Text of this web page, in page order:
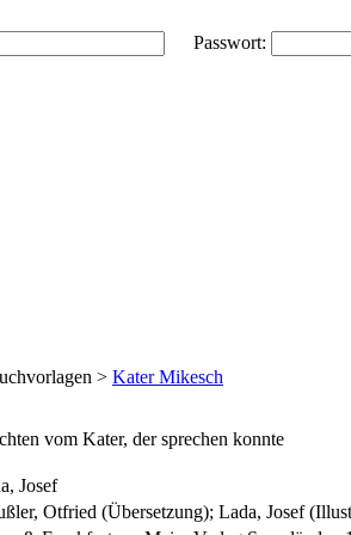
Passwort:
> Kater Mikesch
vom Kater, der sprechen konnte
Josef
Otfried (Übersetzung); Lada, Josef